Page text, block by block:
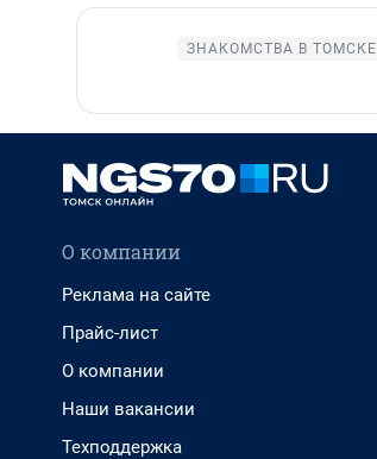
ЗНАКОМСТВА В ТОМСКЕ
О компании
Реклама на сайте
Прайс-лист
О компании
Наши вакансии
Техподдержка